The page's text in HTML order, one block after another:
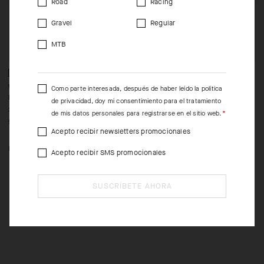
WOMEN’S WINTER LS SKIN
LAYER
105,00 EUR -50%
53,00 EUR
WOMEN’S ULTRAZ WINTER
LS SKIN LAYER
125,00 EUR -50%
Gravel
MTB
Regular
Como parte interesada, después de haber leído la política
de privacidad, doy mi consentimiento para el tratamiento
de mis datos personales para registrarse en el sitio web.
Acepto recibir newsletters promocionales
Acepto recibir SMS promocionales
SUSCRÍBETE AHORA